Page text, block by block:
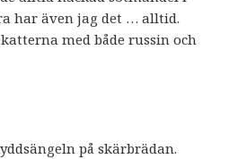
har även jag det … alltid.
med både russin och
på skärbrädan.